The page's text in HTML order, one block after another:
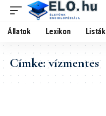
Állatok Lexikon Listák
Címke:vízmentes